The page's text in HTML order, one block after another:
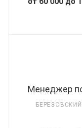
Менеджер
БЕРЕЗОВСКИЙ